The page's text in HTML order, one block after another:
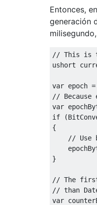
Entonces,
generación
// This is
ushort
var
// Because
var
if
{
// Use
}
// The first
// than
var